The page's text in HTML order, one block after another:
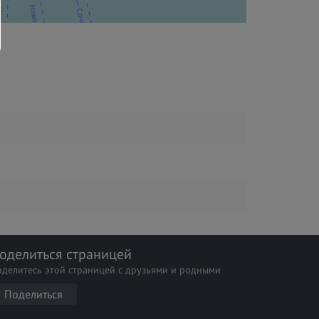
страницей
этой страницей с друзьями и родными
Поделиться